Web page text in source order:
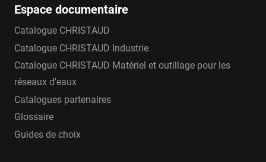
Espace documentaire
Catalogue CHRISTAUD
Catalogue CHRISTAUD Industrie
Catalogue CHRISTAUD Matériel et outillage pour les
réseaux d'eaux
Catalogues partenaires
Glossaire
Guides de choix